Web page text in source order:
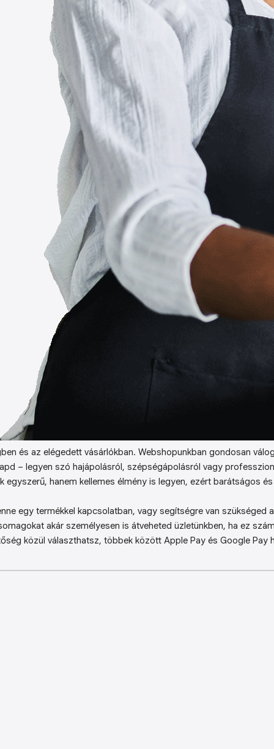
és az elégedett vásárlókban. Webshopunkban gondosan
– legyen szó hajápolásról, szépségápolásról vagy
egyszerű, hanem kellemes élmény is legyen, ezért barátságos
egy termékkel kapcsolatban, vagy segítségre van szükséged
akár személyesen is átveheted üzletünkben, ha ez
közül választhatsz, többek között Apple Pay és Google Pay